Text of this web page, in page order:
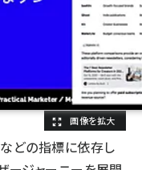
などの指標に依存し